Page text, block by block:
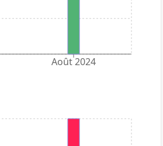
Août 2024